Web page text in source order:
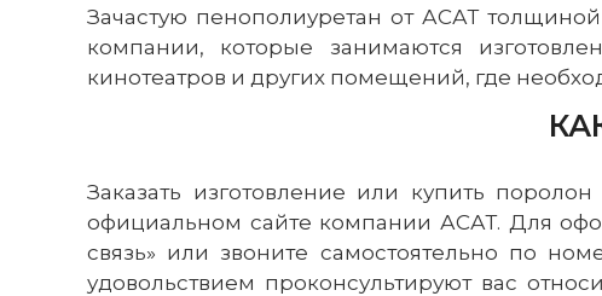
Зачастую пенополиуретан от АСАТ
компании, которые занимаются
кинотеатров и других помещений, где
Заказать изготовление или купить
официальном сайте компании АСАТ. Для
связь» или звоните самостоятельно по
удовольствием проконсультируют вас